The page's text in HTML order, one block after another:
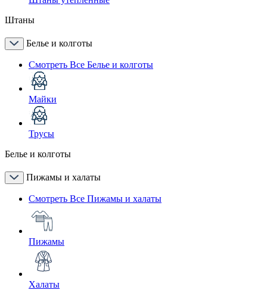
Штаны
Белье и колготы
Смотреть Все Белье и колготы
Майки
Трусы
Белье и колготы
Пижамы и халаты
Смотреть Все Пижамы и халаты
Пижамы
Халаты